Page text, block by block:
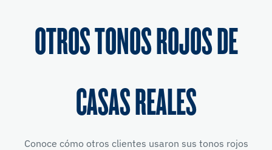
OTROS TONOS ROJOS DE
CASAS REALES
Conoce cómo otros clientes usaron sus tonos rojos